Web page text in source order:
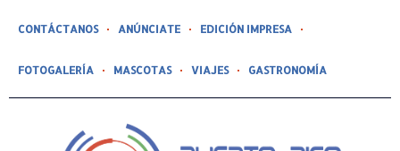
CONTÁCTANOS ANÚNCIATE EDICIÓN IMPRESA
FOTOGALERÍA MASCOTAS VIAJES GASTRONOMÍA